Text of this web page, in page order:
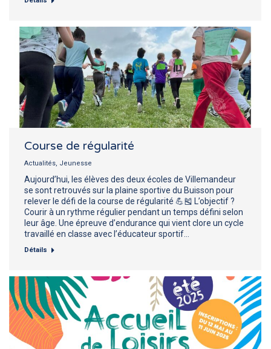
Course de régularité
Actualités, Jeunesse
Aujourd’hui, les élèves des deux écoles de Villemandeur
se sont retrouvés sur la plaine sportive du Buisson pour
relever le défi de la course de régularité 💪🎽 L’objectif ?
Courir à un rythme régulier pendant un temps défini selon
leur âge. Une épreuve d’endurance qui vient clore un cycle
travaillé en classe avec l’éducateur sportif…
Détails